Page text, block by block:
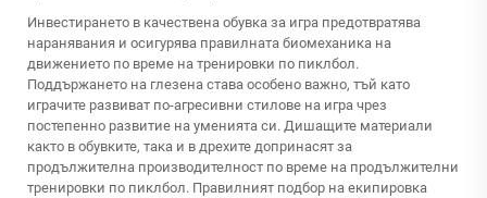
Инвестирането в качествена обувка за игра предотвратява
наранявания и осигурява правилната биомеханика на
движението по време на тренировки по пиклбол.
Поддържането на глезена става особено важно, тъй като
играчите развиват по-агресивни стилове на игра чрез
постепенно развитие на уменията си. Дишащите материали
както в обувките, така и в дрехите допринасят за
продължителна производителност по време на продължителни
тренировки по пиклбол. Правилният подбор на екипировка